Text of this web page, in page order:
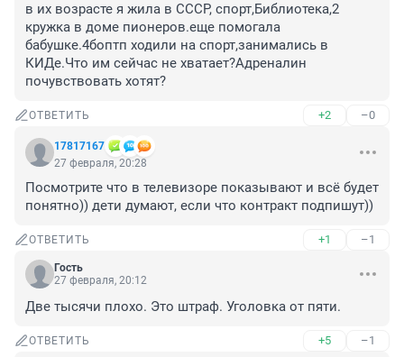
в их возрасте я жила в СCCP, спорт,Библиотека,2
кружка в доме пионеров.еще помогала
бабушке.4боптп ходили на спорт,занимались в
КИДе.Что им сейчас не хватает?Адреналин
почувствовать хотят?
ОТВЕТИТЬ +2 –0
17817167
27 февраля, 20:28
Посмотрите что в телевизоре показывают и всё будет
понятно)) дети думают, если что контракт подпишут))
ОТВЕТИТЬ +1 –1
Гость
27 февраля, 20:12
Две тысячи плохо. Это штраф. Уголовка от пяти.
ОТВЕТИТЬ +5 –1